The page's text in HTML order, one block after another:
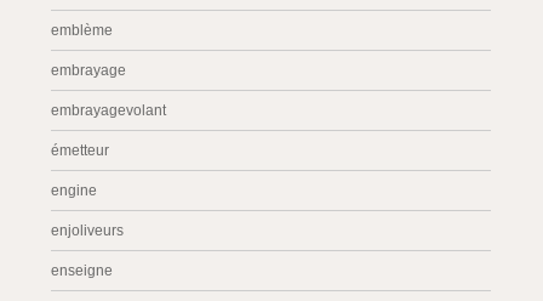
emblème
embrayage
embrayagevolant
émetteur
engine
enjoliveurs
enseigne